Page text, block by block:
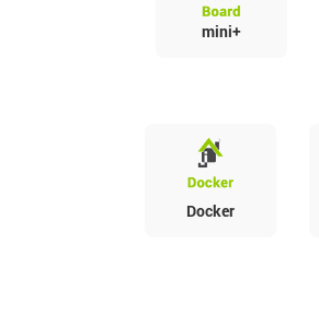
mini+
Docker